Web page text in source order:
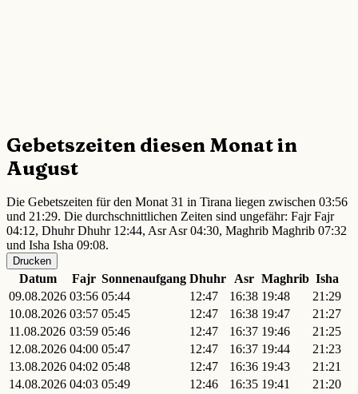
Gebetszeiten diesen Monat in
August
Die Gebetszeiten für den Monat 31 in Tirana liegen zwischen 03:56
und 21:29. Die durchschnittlichen Zeiten sind ungefähr: Fajr Fajr
04:12, Dhuhr Dhuhr 12:44, Asr Asr 04:30, Maghrib Maghrib 07:32
und Isha Isha 09:08.
Drucken
Datum Fajr Sonnenaufgang Dhuhr Asr Maghrib Isha
09.08.2026 03:56 05:44 12:47 16:38 19:48
21:29
10.08.2026 03:57 05:45 12:47 16:38 19:47
21:27
11.08.2026 03:59 05:46 12:47 16:37 19:46
21:25
12.08.2026 04:00 05:47 12:47 16:37 19:44
21:23
13.08.2026 04:02 05:48 12:47 16:36 19:43
21:21
14.08.2026 04:03 05:49 12:46 16:35 19:41
21:20